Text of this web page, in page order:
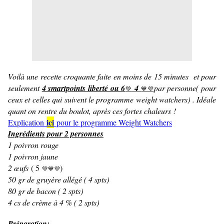
Voilà une recette croquante faite en moins de 15 minutes et pour
seulement4 smartpoints liberté ou 6💚 4💙💜par personne( pour
ceux et celles qui suivent le programme weight watchers) . Idéale
quant on rentre du boulot, après ces fortes chaleurs !
Explication ici pour le programme Weight Watchers
Ingrédients pour 2 personnes
1 poivron rouge
1 poivron jaune
2 œufs ( 5 💚💙💜)
50 gr de gruyère allégé ( 4 spts)
80 gr de bacon ( 2 spts)
4 cs de crème à 4 % ( 2 spts)